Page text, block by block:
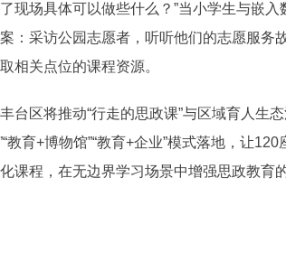
现场具体可以做些什么？”当小学生与嵌入
：采访公园志愿者，听听他们的志愿服务
关点位的课程资源。
区将推动“行走的思政课”与区域育人生态
育+博物馆”“教育+企业”模式落地，让120
课程，在无边界学习场景中增强思政教育